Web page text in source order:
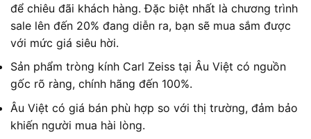
để chiêu đãi khách hàng. Đặc biệt nhất là chương trình
sale lên đến 20% đang diễn ra, bạn sẽ mua sắm được
với mức giá siêu hời.
Sản phẩm tròng kính Carl Zeiss tại Âu Việt có nguồn
gốc rõ ràng, chính hãng đến 100%.
Âu Việt có giá bán phù hợp so với thị trường, đảm bảo
khiến người mua hài lòng.